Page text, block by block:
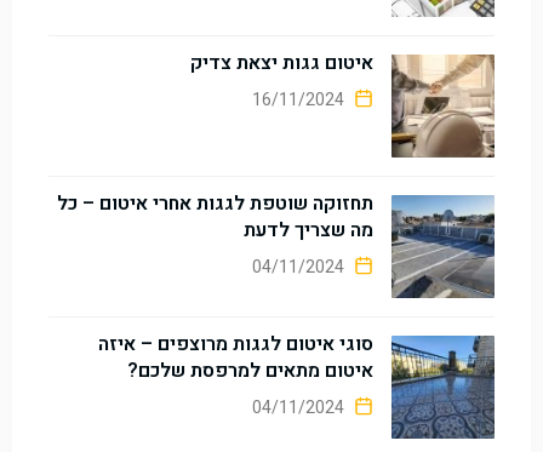
איטום גגות יצאת צדיק
תחזוקה שוטפת לגגות אחרי איטום – כל
מה שצריך לדעת
סוגי איטום לגגות מרוצפים – איזה
איטום מתאים למרפסת שלכם?